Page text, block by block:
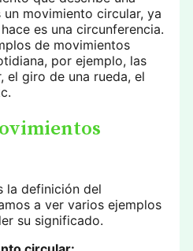
movimiento circular, ya
es una circunferencia.
de movimientos
por ejemplo, las
el giro de una rueda, el
la definición del
a ver varios ejemplos
su significado.